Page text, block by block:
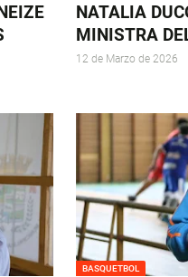
NATALIA
MINISTRA
12 de Marzo de 2026
BASQUETBOL